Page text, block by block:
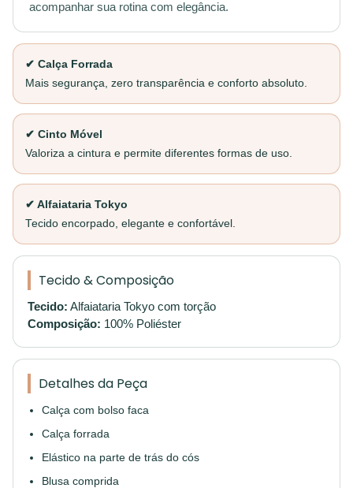
acompanhar sua rotina com elegância.
✔ Calça Forrada
Mais segurança, zero transparência e conforto absoluto.
✔ Cinto Móvel
Valoriza a cintura e permite diferentes formas de uso.
✔ Alfaiataria Tokyo
Tecido encorpado, elegante e confortável.
Tecido & Composição
Tecido: Alfaiataria Tokyo com torção
Composição: 100% Poliéster
Detalhes da Peça
Calça com bolso faca
Calça forrada
Elástico na parte de trás do cós
Blusa comprida